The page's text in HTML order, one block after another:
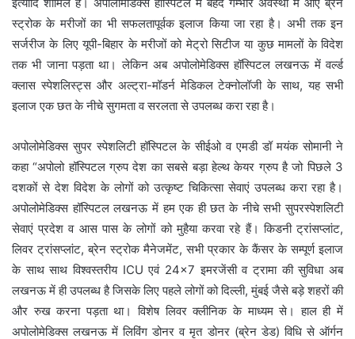
स्ट्रोक के मरीजों का भी सफलतापूर्वक इलाज किया जा रहा है। अभी तक इन
सर्जरीज के लिए यूपी-बिहार के मरीजों को मेट्रो सिटीज या कुछ मामलों के विदेश
तक भी जाना पड़ता था। लेकिन अब अपोलोमेडिक्स हॉस्पिटल लखनऊ में वर्ल्ड
क्लास स्पेशलिस्ट्स और अल्ट्रा-मॉडर्न मेडिकल टेक्नोलॉजी के साथ, यह सभी
इलाज एक छत के नीचे सुगमता व सरलता से उपलब्ध करा रहा है।
अपोलोमेडिक्स सुपर स्पेशलिटी हॉस्पिटल के सीईओ व एमडी डॉ मयंक सोमानी ने
कहा “अपोलो हॉस्पिटल ग्रुप देश का सबसे बड़ा हेल्थ केयर ग्रुप है जो पिछले 3
दशकों से देश विदेश के लोगों को उत्कृष्ट चिकित्सा सेवाएं उपलब्ध करा रहा है।
अपोलोमेडिक्स हॉस्पिटल लखनऊ में हम एक ही छत के नीचे सभी सुपरस्पेशलिटी
सेवाएं प्रदेश व आस पास के लोगों को मुहैया करवा रहे हैं। किडनी ट्रांसप्लांट,
लिवर ट्रांसप्लांट, ब्रेन स्ट्रोक मैनेजमेंट, सभी प्रकार के कैंसर के सम्पूर्ण इलाज
के साथ साथ विश्वस्तरीय ICU एवं 24×7 इमरजेंसी व ट्रामा की सुविधा अब
लखनऊ में ही उपलब्ध है जिसके लिए पहले लोगों को दिल्ली, मुंबई जैसे बड़े शहरों की
और रुख करना पड़ता था। विशेष लिवर क्लीनिक के माध्यम से। हाल ही में
अपोलोमेडिक्स लखनऊ में लिविंग डोनर व मृत डोनर (ब्रेन डेड) विधि से ऑर्गन